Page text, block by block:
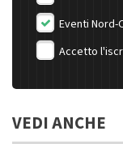
Eventi Nord-
Accetto
VEDI ANCHE